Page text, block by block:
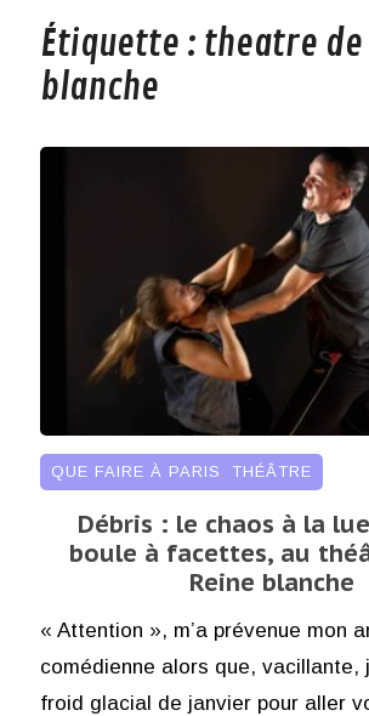
Étiquette : theatre
blanche
QUE FAIRE À PARIS THÉÂTRE
Débris : le chaos à la
boule à facettes, au
Reine blanche
« Attention », m’a prévenue mon
comédienne alors que, vacillante,
froid glacial de janvier pour aller